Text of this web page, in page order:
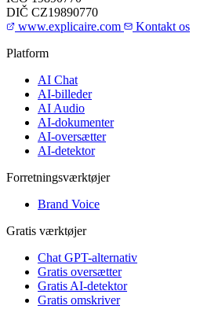
DIČ CZ19890770
www.explicaire.com
Kontakt os
Platform
AI Chat
AI-billeder
AI Audio
AI-dokumenter
AI-oversætter
AI-detektor
Forretningsværktøjer
Brand Voice
Gratis værktøjer
Chat GPT-alternativ
Gratis oversætter
Gratis AI-detektor
Gratis omskriver